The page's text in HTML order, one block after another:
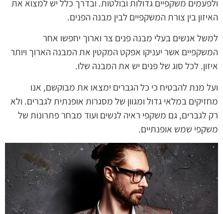
ולפעמים משקפיים גדולות ובולטות. ובדרך כלל יש למצוא את
האיזון בין צורת המשקפיים לבין מבנה הפנים.
למשל אנשים בעלי מבנה פנים צר וארוך יחפשו אחר
המשקפיים אשר יעניקו אפקט המקטין את המבנה הארוך ויותר
איזון. לכל סוג של פנים יש את המבנה שלו.
ועל מנת להבטיח כי כל הגברים ימצאו את מבוקשם, אנו
מחזיקים במלאי גדול ומגוון של מסגרות אופנתית לגברים. ולא
רק לגברים, גם משקפי ראיה לנשים ועוד מבחר פתרונות של
משקפי שמש אופנתיים.